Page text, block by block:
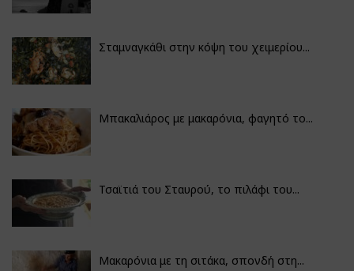
Σταμναγκάθι στην κόψη του χειμερίου...
Μπακαλιάρος με μακαρόνια, φαγητό το...
Τσαϊτιά του Σταυρού, το πιλάφι του...
Μακαρόνια με τη σιτάκα, σπονδή στη...